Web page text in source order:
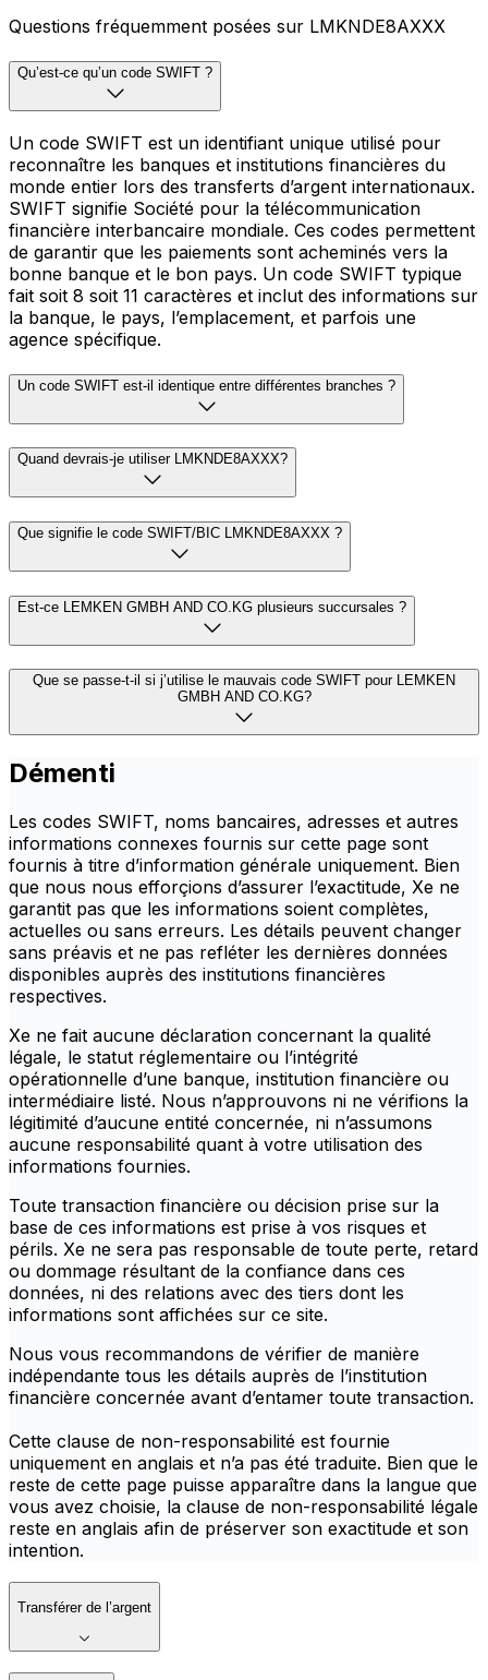
Questions fréquemment posées sur LMKNDE8AXXX
Qu’est-ce qu’un code SWIFT ?
Un code SWIFT est un identifiant unique utilisé pour
reconnaître les banques et institutions financières du
monde entier lors des transferts d’argent internationaux.
SWIFT signifie Société pour la télécommunication
financière interbancaire mondiale. Ces codes permettent
de garantir que les paiements sont acheminés vers la
bonne banque et le bon pays. Un code SWIFT typique
fait soit 8 soit 11 caractères et inclut des informations sur
la banque, le pays, l’emplacement, et parfois une
agence spécifique.
Un code SWIFT est-il identique entre différentes branches ?
Quand devrais-je utiliser LMKNDE8AXXX?
Que signifie le code SWIFT/BIC LMKNDE8AXXX ?
Est-ce LEMKEN GMBH AND CO.KG plusieurs succursales ?
Que se passe-t-il si j’utilise le mauvais code SWIFT pour LEMKEN
GMBH AND CO.KG?
Démenti
Les codes SWIFT, noms bancaires, adresses et autres
informations connexes fournis sur cette page sont
fournis à titre d’information générale uniquement. Bien
que nous nous efforçions d’assurer l’exactitude, Xe ne
garantit pas que les informations soient complètes,
actuelles ou sans erreurs. Les détails peuvent changer
sans préavis et ne pas refléter les dernières données
disponibles auprès des institutions financières
respectives.
Xe ne fait aucune déclaration concernant la qualité
légale, le statut réglementaire ou l’intégrité
opérationnelle d’une banque, institution financière ou
intermédiaire listé. Nous n’approuvons ni ne vérifions la
légitimité d’aucune entité concernée, ni n’assumons
aucune responsabilité quant à votre utilisation des
informations fournies.
Toute transaction financière ou décision prise sur la
base de ces informations est prise à vos risques et
périls. Xe ne sera pas responsable de toute perte, retard
ou dommage résultant de la confiance dans ces
données, ni des relations avec des tiers dont les
informations sont affichées sur ce site.
Nous vous recommandons de vérifier de manière
indépendante tous les détails auprès de l’institution
financière concernée avant d’entamer toute transaction.
Cette clause de non-responsabilité est fournie
uniquement en anglais et n’a pas été traduite. Bien que le
reste de cette page puisse apparaître dans la langue que
vous avez choisie, la clause de non-responsabilité légale
reste en anglais afin de préserver son exactitude et son
intention.
Transférer de l’argent